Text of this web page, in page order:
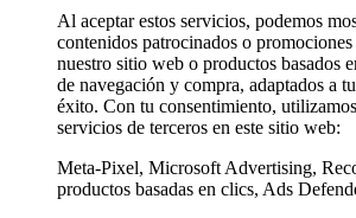
Al aceptar estos servicios, podemos
contenidos patrocinados o promociones
nuestro sitio web o productos basados
de navegación y compra, adaptados a
éxito. Con tu consentimiento,
servicios de terceros en este sitio web:
Meta-Pixel, Microsoft Advertising,
productos basadas en clics, Ads